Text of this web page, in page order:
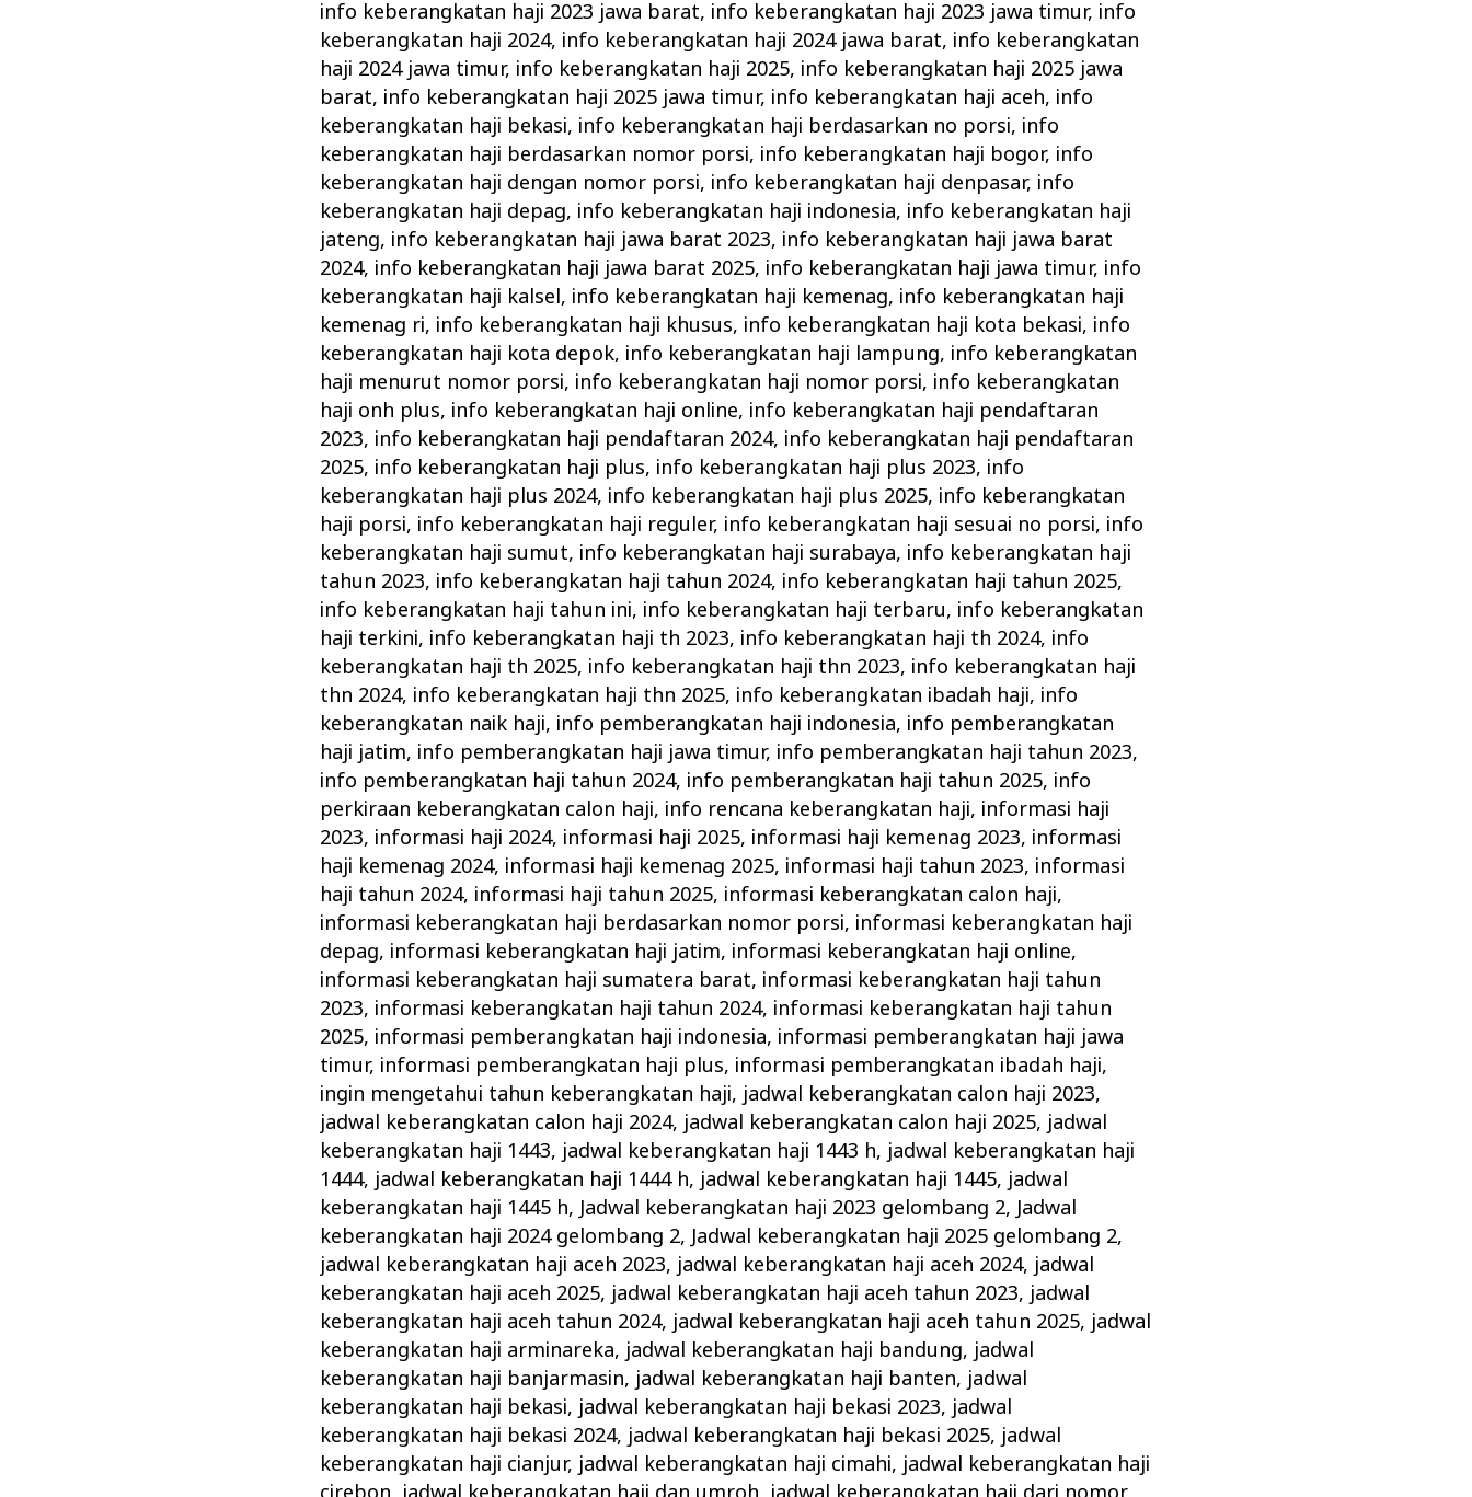
info keberangkatan haji 2023 jawa barat, info keberangkatan haji 2023 jawa timur, info
keberangkatan haji 2024, info keberangkatan haji 2024 jawa barat, info keberangkatan
haji 2024 jawa timur, info keberangkatan haji 2025, info keberangkatan haji 2025 jawa
barat, info keberangkatan haji 2025 jawa timur, info keberangkatan haji aceh, info
keberangkatan haji bekasi, info keberangkatan haji berdasarkan no porsi, info
keberangkatan haji berdasarkan nomor porsi, info keberangkatan haji bogor, info
keberangkatan haji dengan nomor porsi, info keberangkatan haji denpasar, info
keberangkatan haji depag, info keberangkatan haji indonesia, info keberangkatan haji
jateng, info keberangkatan haji jawa barat 2023, info keberangkatan haji jawa barat
2024, info keberangkatan haji jawa barat 2025, info keberangkatan haji jawa timur, info
keberangkatan haji kalsel, info keberangkatan haji kemenag, info keberangkatan haji
kemenag ri, info keberangkatan haji khusus, info keberangkatan haji kota bekasi, info
keberangkatan haji kota depok, info keberangkatan haji lampung, info keberangkatan
haji menurut nomor porsi, info keberangkatan haji nomor porsi, info keberangkatan
haji onh plus, info keberangkatan haji online, info keberangkatan haji pendaftaran
2023, info keberangkatan haji pendaftaran 2024, info keberangkatan haji pendaftaran
2025, info keberangkatan haji plus, info keberangkatan haji plus 2023, info
keberangkatan haji plus 2024, info keberangkatan haji plus 2025, info keberangkatan
haji porsi, info keberangkatan haji reguler, info keberangkatan haji sesuai no porsi, info
keberangkatan haji sumut, info keberangkatan haji surabaya, info keberangkatan haji
tahun 2023, info keberangkatan haji tahun 2024, info keberangkatan haji tahun 2025,
info keberangkatan haji tahun ini, info keberangkatan haji terbaru, info keberangkatan
haji terkini, info keberangkatan haji th 2023, info keberangkatan haji th 2024, info
keberangkatan haji th 2025, info keberangkatan haji thn 2023, info keberangkatan haji
thn 2024, info keberangkatan haji thn 2025, info keberangkatan ibadah haji, info
keberangkatan naik haji, info pemberangkatan haji indonesia, info pemberangkatan
haji jatim, info pemberangkatan haji jawa timur, info pemberangkatan haji tahun 2023,
info pemberangkatan haji tahun 2024, info pemberangkatan haji tahun 2025, info
perkiraan keberangkatan calon haji, info rencana keberangkatan haji, informasi haji
2023, informasi haji 2024, informasi haji 2025, informasi haji kemenag 2023, informasi
haji kemenag 2024, informasi haji kemenag 2025, informasi haji tahun 2023, informasi
haji tahun 2024, informasi haji tahun 2025, informasi keberangkatan calon haji,
informasi keberangkatan haji berdasarkan nomor porsi, informasi keberangkatan haji
depag, informasi keberangkatan haji jatim, informasi keberangkatan haji online,
informasi keberangkatan haji sumatera barat, informasi keberangkatan haji tahun
2023, informasi keberangkatan haji tahun 2024, informasi keberangkatan haji tahun
2025, informasi pemberangkatan haji indonesia, informasi pemberangkatan haji jawa
timur, informasi pemberangkatan haji plus, informasi pemberangkatan ibadah haji,
ingin mengetahui tahun keberangkatan haji, jadwal keberangkatan calon haji 2023,
jadwal keberangkatan calon haji 2024, jadwal keberangkatan calon haji 2025, jadwal
keberangkatan haji 1443, jadwal keberangkatan haji 1443 h, jadwal keberangkatan haji
1444, jadwal keberangkatan haji 1444 h, jadwal keberangkatan haji 1445, jadwal
keberangkatan haji 1445 h,Jadwal keberangkatan haji 2023 gelombang 2,Jadwal
keberangkatan haji 2024 gelombang 2,Jadwal keberangkatan haji 2025 gelombang 2,
jadwal keberangkatan haji aceh 2023, jadwal keberangkatan haji aceh 2024, jadwal
keberangkatan haji aceh 2025, jadwal keberangkatan haji aceh tahun 2023, jadwal
keberangkatan haji aceh tahun 2024, jadwal keberangkatan haji aceh tahun 2025, jadwal
keberangkatan haji arminareka, jadwal keberangkatan haji bandung, jadwal
keberangkatan haji banjarmasin, jadwal keberangkatan haji banten, jadwal
keberangkatan haji bekasi, jadwal keberangkatan haji bekasi 2023, jadwal
keberangkatan haji bekasi 2024, jadwal keberangkatan haji bekasi 2025, jadwal
keberangkatan haji cianjur, jadwal keberangkatan haji cimahi, jadwal keberangkatan haji